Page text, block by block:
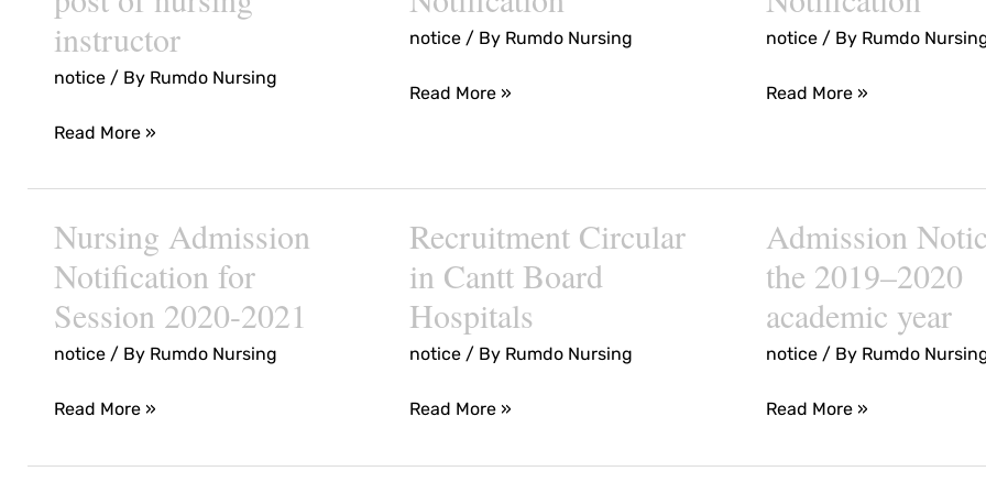
instructor
notice / By Rumdo Nursing
for
the
post
nursing
Read More »
notice / By Rumdo Nursing
Nursing
Admission
Read More »
notice/ By Rumdo
Recruitment
Notification
Read More »
Nursing Admission
Notification for
Session 2020-2021
notice / By Rumdo Nursing
Nursing
Admission
Notification
for
Session
2021
Read More »
Recruitment Circular
in Cantt Board
Hospitals
notice / By Rumdo Nursing
Recruitment
Circular
in
Cantt
Board
Read More »
Admission
the 2019–2020
academic year
notice/ By Rumdo
Admission
Notice
for
the
2019–
academic
Read More »